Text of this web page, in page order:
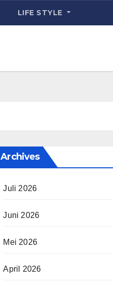
LIFE STYLE
Archives
Juli 2026
Juni 2026
Mei 2026
April 2026